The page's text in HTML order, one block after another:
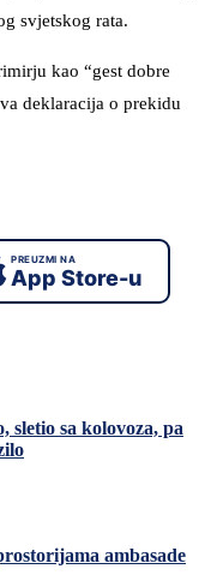
svjetskog rata.
kao “gest dobre
deklaracija o prekidu
PREUZMI NA
App Store-u
sletio sa kolovoza, pa
ambasade